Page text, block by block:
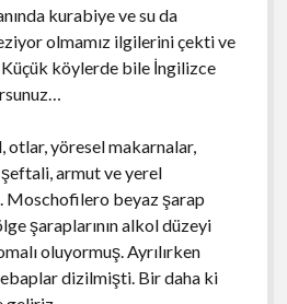
kurabiye ve su da
olmamız ilgilerini çekti ve
Küçük köylerde bile İngilizce
otlar, yöresel makarnalar,
armut ve yerel
Moschofilero beyaz şarap
şaraplarının alkol düzeyi
oluyormuş. Ayrılırken
dizilmişti. Bir daha ki